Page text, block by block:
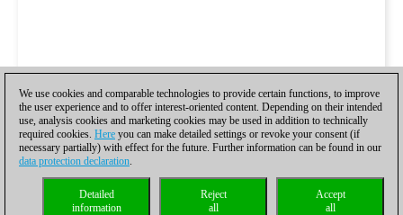
We use cookies and comparable technologies to provide certain functions, to improve
the user experience and to offer interest-oriented content. Depending on their intended
use, analysis cookies and marketing cookies may be used in addition to technically
required cookies. Here you can make detailed settings or revoke your consent (if
necessary partially) with effect for the future. Further information can be found in our
data protection declaration.
Accept
all
Reject
all
Detailed
information